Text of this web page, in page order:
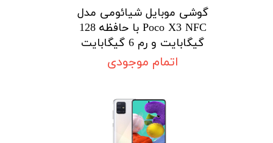
گوشی موبایل شیائومی مدل
Poco X3 NFC با حافظه 128
گیگابایت و رم 6 گیگابایت
اتمام موجودی